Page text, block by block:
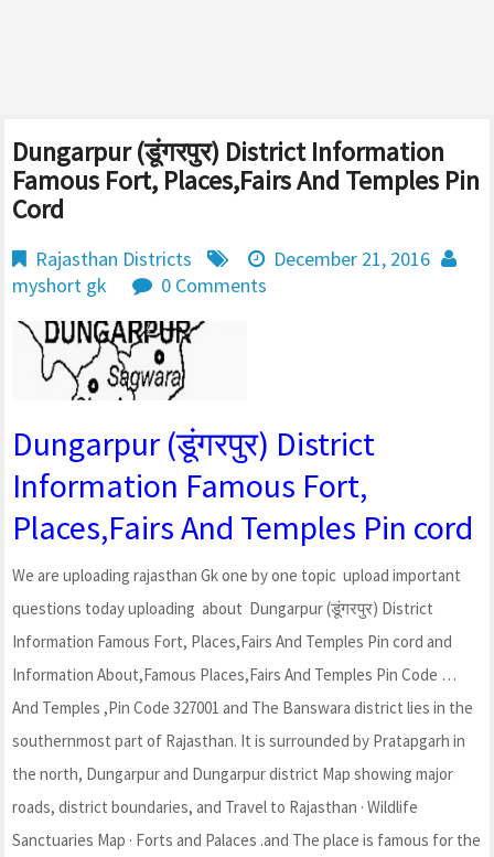
Dungarpur (डूंगरपुर) District Information
Famous Fort, Places,Fairs And Temples Pin
Cord
Rajasthan Districts
December 21, 2016
myshort gk
0 Comments
Dungarpur (डूंगरपुर) District
Information Famous Fort,
Places,Fairs And Temples Pin cord
We are uploading rajasthan Gk one by one topic upload important
questions today uploading about Dungarpur (डूंगरपुर) District
Information Famous Fort, Places,Fairs And Temples Pin cord and
Information About,Famous Places,Fairs And Temples Pin Code …
And Temples ,Pin Code 327001 and The Banswara district lies in the
southernmost part of Rajasthan. It is surrounded by Pratapgarh in
the north, Dungarpur and Dungarpur district Map showing major
roads, district boundaries, and Travel to Rajasthan · Wildlife
Sanctuaries Map · Forts and Palaces .and The place is famous for the